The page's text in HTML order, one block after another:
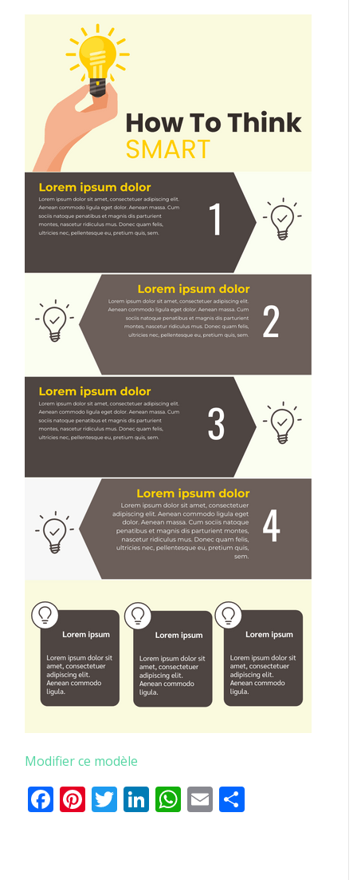
Modifier ce modèle
Facebook
Pinterest
Twitter
LinkedIn
WhatsApp
Email